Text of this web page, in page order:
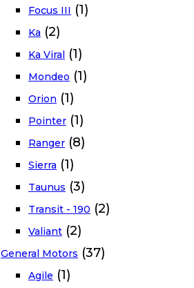
Focus III (1)
Ka (2)
Ka Viral (1)
Mondeo (1)
Orion (1)
Pointer (1)
Ranger (8)
Sierra (1)
Taunus (3)
Transit - 190 (2)
Valiant (2)
General Motors (37)
Agile (1)